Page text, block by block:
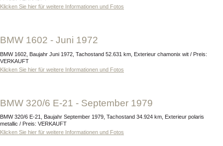
Klicken Sie hier für weitere Informationen und Fotos
BMW 1602 - Juni 1972
BMW 1602, Baujahr Juni 1972, Tachostand 52.631 km, Exterieur chamonix wit / Preis:
VERKAUFT
Klicken Sie hier für weitere Informationen und Fotos
BMW 320/6 E-21 - September 1979
BMW 320/6 E-21, Baujahr September 1979, Tachostand 34.924 km, Exterieur polaris
metallic / Preis: VERKAUFT
Klicken Sie hier für weitere Informationen und Fotos